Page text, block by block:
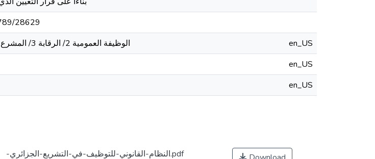
28629
/ الوظيفة العمومية 2/ الرقابة 3/ المشرع الجزائري 4/ الإدارات 5/ القانون العام 6/ التعيين
en_US
en_US
en_US
-النظام-القانوني-للتوظيف-في-التشريع-الجزائري.pdf